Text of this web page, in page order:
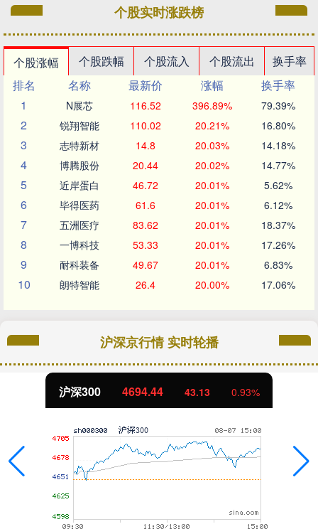
个股实时涨跌榜
个股涨幅 个股跌幅 个股流入 个股流出
换手率
排名
名称 最新价 涨幅
换手率
1
N展芯 116.52 396.89% 79.39%
2 锐翔智能 110.02 20.21% 16.80%
3 志特新材 14.8 20.03% 14.18%
4 博腾股份 20.44 20.02% 14.77%
5 近岸蛋白 46.72 20.01% 5.62%
6 毕得医药 61.6 20.01% 6.12%
7 五洲医疗 83.62 20.01% 18.37%
8 一博科技 53.33 20.01% 17.26%
9 耐科装备 49.67 20.01% 6.83%
10 朗特智能 26.4 20.00% 17.06%
沪深京行情 实时轮播
沪深300 4694.44 43.13 0.93%